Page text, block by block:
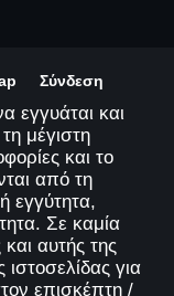
Σύνδεση
εγγυάται και
μέγιστη
και το
από τη
εγγύτητα,
Σε καμία
αυτής της
για
επισκέπτη /